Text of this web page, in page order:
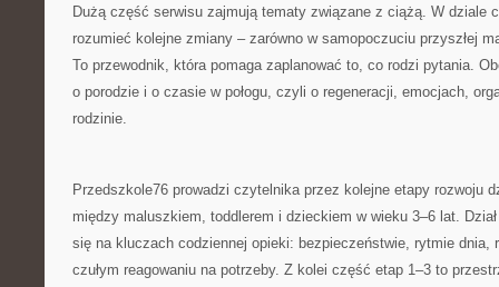
Dużą część serwisu zajmują tematy związane z ciążą. W dziale
rozumieć kolejne zmiany – zarówno w samopoczuciu przyszłej
To przewodnik, która pomaga zaplanować to, co rodzi pytania.
o porodzie i o czasie w połogu, czyli o regeneracji, emocjach,
rodzinie.
Przedszkole76 prowadzi czytelnika przez kolejne etapy rozwoju
między maluszkiem, toddlerem i dzieckiem w wieku 3–6 lat.
się na kluczach codziennej opieki: bezpieczeństwie, rytmie dnia,
czułym reagowaniu na potrzeby. Z kolei część etap 1–3 to